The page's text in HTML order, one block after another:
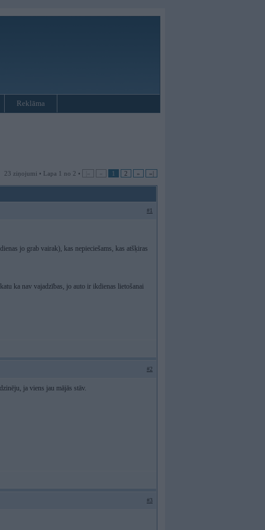
Reklāma
23 ziņojumi • Lapa 1 no 2 • |« « 1 2 » »|
#1
jo grab vairak), kas nepieciešams, kas atšķiras
ka nav vajadzības, jo auto ir ikdienas lietošanai
#2
ja viens jau mājās stāv.
#3